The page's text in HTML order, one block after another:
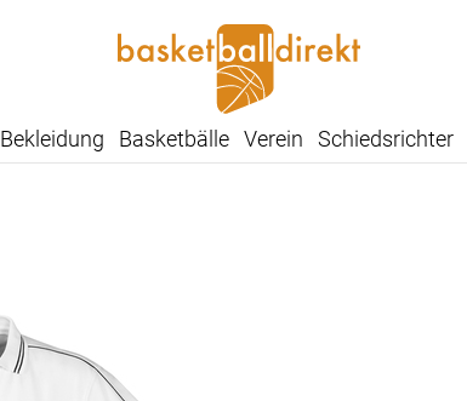
Bekleidung Basketbälle Verein Schiedsrichter